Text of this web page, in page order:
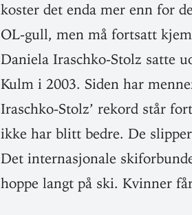
koster det enda mer enn for
OL-gull, men må fortsatt
Daniela Iraschko-Stolz satte
Kulm i 2003. Siden har
Iraschko-Stolz’ rekord står
ikke har blitt bedre. De
Det inter­na­sjonale
hoppe langt på ski. Kvinner